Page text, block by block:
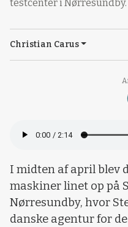
testcenter i
Christian Carus
I midten af april blev
maskiner linet op på
Nørresundby, hvor
danske agentur for